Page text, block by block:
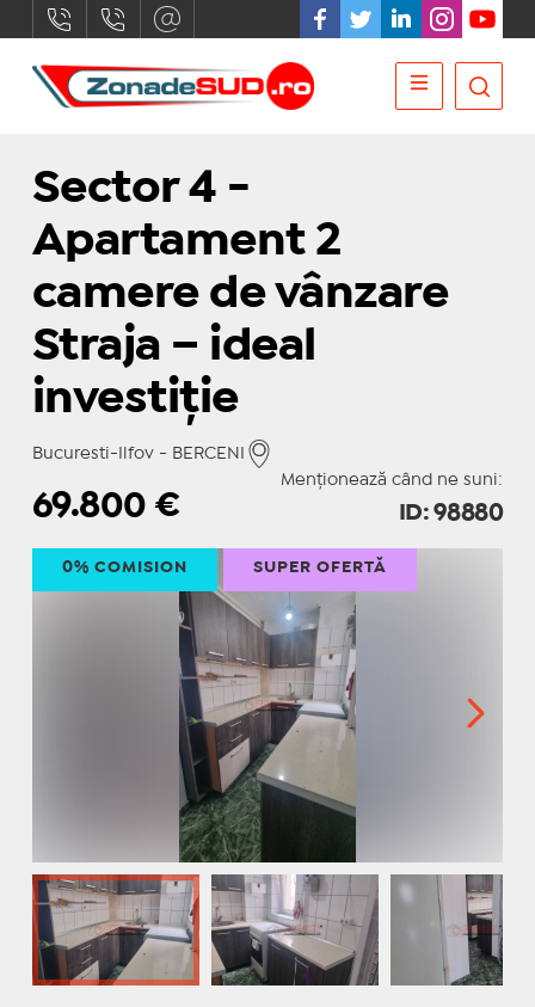
Sector 4 -
Apartament 2
camere de vânzare
Straja – ideal
investiție
Bucuresti-Ilfov - BERCENI
Menționează când ne suni:
69.800€ ID: 98880
0% COMISION SUPER OFERTĂ